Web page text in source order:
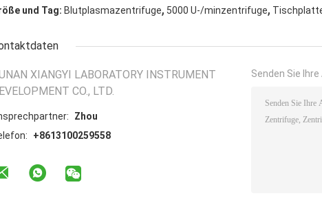
und Tag: Blutplasmazentrifuge, 5000 U-/minzentrifuge,
XIANGYI LABORATORY INSTRUMENT
CO., LTD.
Zhou
+8613100259558
Senden Sie